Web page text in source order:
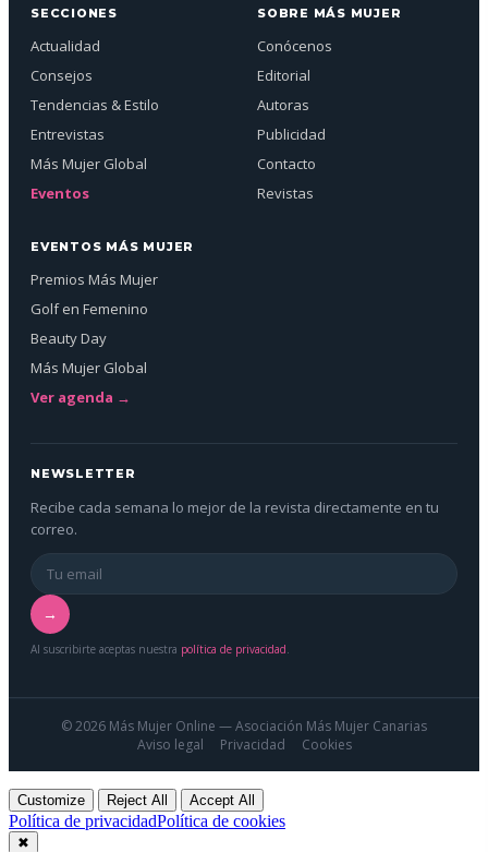
SECCIONES
Actualidad
Consejos
Tendencias & Estilo
Entrevistas
Más Mujer Global
Eventos
SOBRE MÁS MUJER
Conócenos
Editorial
Autoras
Publicidad
Contacto
Revistas
EVENTOS MÁS MUJER
Premios Más Mujer
Golf en Femenino
Beauty Day
Más Mujer Global
Ver agenda →
NEWSLETTER
Recibe cada semana lo mejor de la revista directamente en tu
correo.
→
Al suscribirte aceptas nuestra política de privacidad.
© 2026 Más Mujer Online — Asociación Más Mujer Canarias
Aviso legal
Privacidad Cookies
Customize Reject All Accept All
Política de privacidadPolítica de cookies
✖